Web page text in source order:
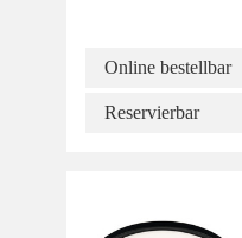
Online bestellbar
Reservierbar